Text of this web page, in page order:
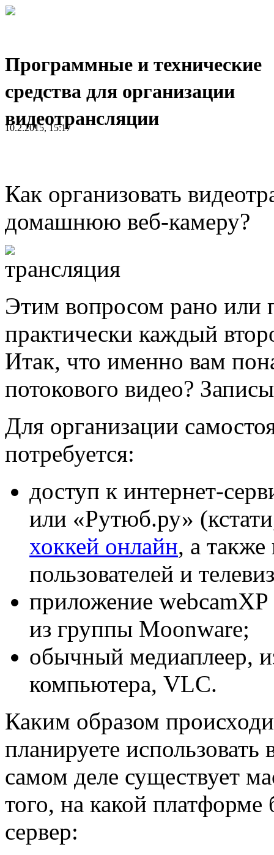
Программные и технические
средства для организации
видеотрансляции
10.2.2015, 15:17
Как организовать
домашнюю веб-камеру?
Этим вопросом рано или
практически каждый
Итак, что именно вам
потокового видео?
Для организации
потребуется:
доступ к интернет-
или «Рутюб.ру»
хоккей онлайн, а
пользователей и
приложение webcamXP
из группы Moonware;
обычный медиаплеер,
компьютера, VLC.
Каким образом
планируете
самом деле существует
того, на какой
сервер: